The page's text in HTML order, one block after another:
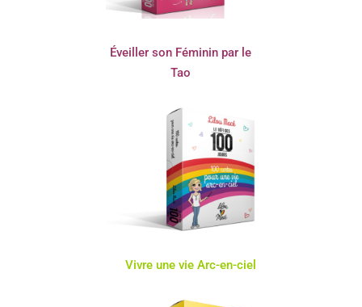
Éveiller son Féminin par le
Tao
Vivre une vie Arc-en-ciel